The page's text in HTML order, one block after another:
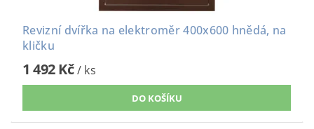
Revizní dvířka na elektroměr 400x600 hnědá, na
kličku
1 492 Kč/ ks